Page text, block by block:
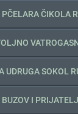
PČELARA ČIKOLA
UDRUGA SOKOL
BUZOV I